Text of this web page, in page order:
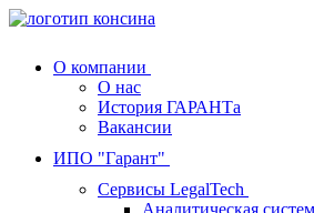
О компании
О нас
История ГАРАНТа
Вакансии
ИПО "Гарант"
Сервисы LegalTech
Аналитическая